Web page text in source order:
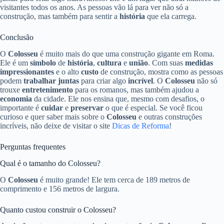
visitantes todos os anos. As pessoas vão lá para ver não só a
construção, mas também para sentir a história que ela carrega.
Conclusão
O Colosseu é muito mais do que uma construção gigante em Roma.
Ele é um símbolo de história, cultura e união. Com suas medidas
impressionantes e o alto custo de construção, mostra como as pessoas
podem trabalhar juntas para criar algo incrível. O Colosseu não só
trouxe entretenimento para os romanos, mas também ajudou a
economia da cidade. Ele nos ensina que, mesmo com desafios, o
importante é cuidar e preservar o que é especial. Se você ficou
curioso e quer saber mais sobre o Colosseu e outras construções
incríveis, não deixe de visitar o site Dicas de Reforma!
Perguntas frequentes
Qual é o tamanho do Colosseu?
O Colosseu é muito grande! Ele tem cerca de 189 metros de
comprimento e 156 metros de largura.
Quanto custou construir o Colosseu?